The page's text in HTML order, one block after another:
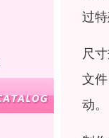
过
尺
文
动。